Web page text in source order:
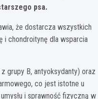
psa.
że dostarcza wszystkich
i chondroitynę dla wsparcia
grupy B, antyoksydanty) oraz
co jest istotne u
i sprawność fizyczną w